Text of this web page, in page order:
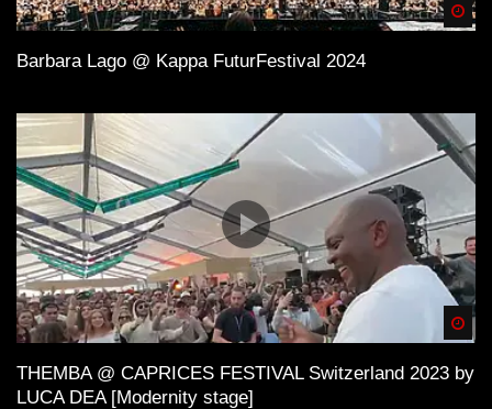
Barbara Lago @ Kappa FuturFestival 2024
THEMBA @ CAPRICES FESTIVAL Switzerland 2023 by
LUCA DEA [Modernity stage]